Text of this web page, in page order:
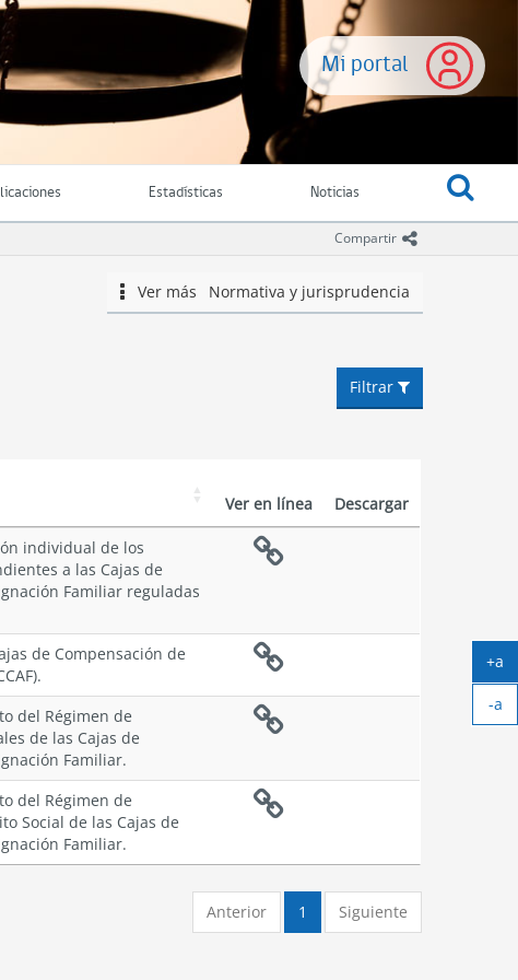
Mi portal
Estadísticas Noticias
Compartir icono
icono
Ver más Normativa y jurisprudencia
Filtrar
Ver en línea Descargar
individual de los
a las Cajas de
Familiar reguladas
de Compensación de
del Régimen de
de las Cajas de
Familiar.
del Régimen de
Social de las Cajas de
Familiar.
Anterior
1 Siguiente
+a
-a